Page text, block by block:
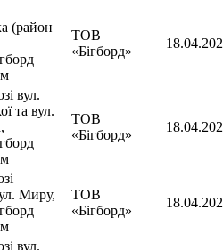
(район
ТОВ
«Бігборд»
вул.
та вул.
ТОВ
«Бігборд»
Миру,
ТОВ
«Бігборд»
вул.